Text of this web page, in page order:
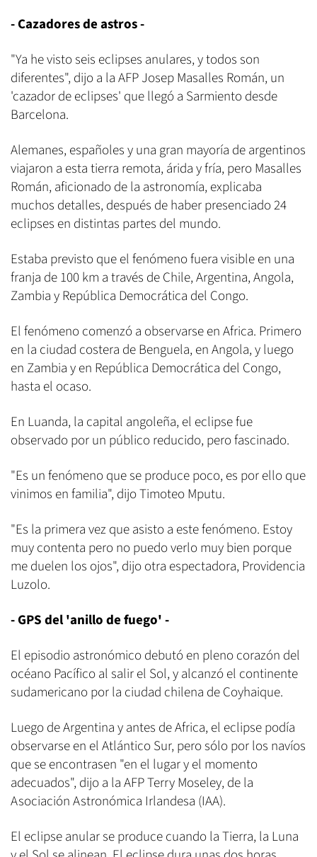
- Cazadores de astros -
"Ya he visto seis eclipses anulares, y todos son
diferentes", dijo a la AFP Josep Masalles Román, un
'cazador de eclipses' que llegó a Sarmiento desde
Barcelona.
Alemanes, españoles y una gran mayoría de argentinos
viajaron a esta tierra remota, árida y fría, pero Masalles
Román, aficionado de la astronomía, explicaba
muchos detalles, después de haber presenciado 24
eclipses en distintas partes del mundo.
Estaba previsto que el fenómeno fuera visible en una
franja de 100 km a través de Chile, Argentina, Angola,
Zambia y República Democrática del Congo.
El fenómeno comenzó a observarse en Africa. Primero
en la ciudad costera de Benguela, en Angola, y luego
en Zambia y en República Democrática del Congo,
hasta el ocaso.
En Luanda, la capital angoleña, el eclipse fue
observado por un público reducido, pero fascinado.
"Es un fenómeno que se produce poco, es por ello que
vinimos en familia", dijo Timoteo Mputu.
"Es la primera vez que asisto a este fenómeno. Estoy
muy contenta pero no puedo verlo muy bien porque
me duelen los ojos", dijo otra espectadora, Providencia
Luzolo.
- GPS del 'anillo de fuego' -
El episodio astronómico debutó en pleno corazón del
océano Pacífico al salir el Sol, y alcanzó el continente
sudamericano por la ciudad chilena de Coyhaique.
Luego de Argentina y antes de Africa, el eclipse podía
observarse en el Atlántico Sur, pero sólo por los navíos
que se encontrasen "en el lugar y el momento
adecuados", dijo a la AFP Terry Moseley, de la
Asociación Astronómica Irlandesa (IAA).
El eclipse anular se produce cuando la Tierra, la Luna